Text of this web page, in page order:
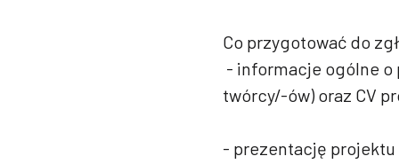
Co przygotować do
- informacje ogólne o
twórcy/-ów) oraz CV
- prezentację